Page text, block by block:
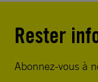
Rester
Abonnez-vous à